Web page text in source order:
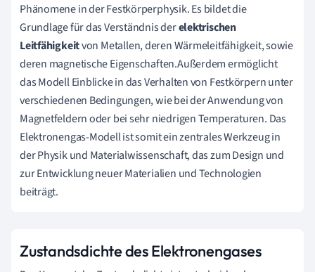
Phänomene in der Festkörperphysik. Es bildet die
Grundlage für das Verständnis derelektrischen
Leitfähigkeitvon Metallen, deren Wärmeleitfähigkeit, sowie
deren magnetische Eigenschaften.Außerdem ermöglicht
das Modell Einblicke in das Verhalten von Festkörpern unter
verschiedenen Bedingungen, wie bei der Anwendung von
Magnetfeldern oder bei sehr niedrigen Temperaturen. Das
Elektronengas-Modell ist somit ein zentrales Werkzeug in
der Physik und Materialwissenschaft, das zum Design und
zur Entwicklung neuer Materialien und Technologien
beiträgt.
Zustandsdichte des Elektronengases